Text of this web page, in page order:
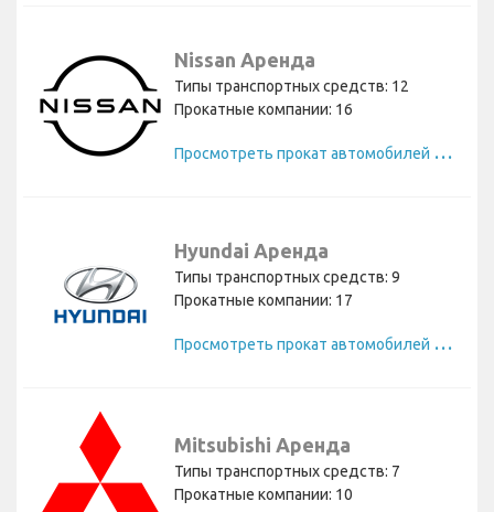
Nissan Аренда
Типы транспортных средств: 12
Прокатные компании: 16
П
росмотреть прокат автомобилей Nissan
Hyundai Аренда
Типы транспортных средств: 9
Прокатные компании: 17
П
росмотреть прокат автомобилей Hyundai
Mitsubishi Аренда
Типы транспортных средств: 7
Прокатные компании: 10